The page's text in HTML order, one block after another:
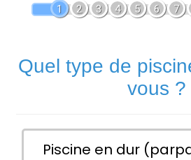
1 2 3 4 5 6 7
Quel type de
vous ?
Piscine en dur